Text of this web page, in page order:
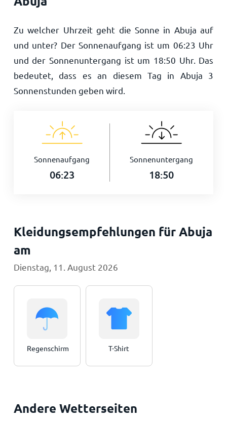
Zu welcher Uhrzeit geht die Sonne in Abuja auf
und unter? Der Sonnenaufgang ist um 06:23 Uhr
und der Sonnenuntergang ist um 18:50 Uhr. Das
bedeutet, dass es an diesem Tag in Abuja 3
Sonnenstunden geben wird.
Sonnenaufgang
06:23
Sonnenuntergang
18:50
Kleidungsempfehlungen für Abuja
am
Dienstag, 11. August 2026
Regenschirm T-Shirt
Andere Wetterseiten